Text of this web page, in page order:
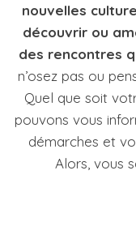
nouvelles
découvrir ou
des rencontres
n’osez pas ou
Quel que soit
pouvons vous
démarches et
Alors, vous